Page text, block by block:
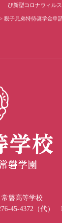
び新型コロナウィルス
親子兄弟特待奨学金申
磐高等学校
45-4372（代）